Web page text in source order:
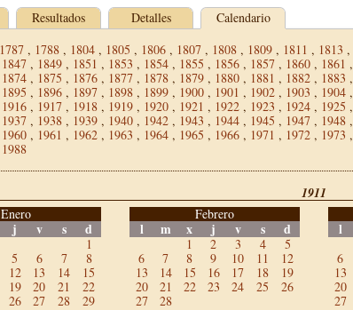
Resultados Detalles
Calendario
1787 , 1788 , 1804 , 1805 , 1806 , 1807 , 1808 , 1809 , 1811 , 1813 ,
1847 , 1849 , 1851 , 1853 , 1854 , 1855 , 1856 , 1857 , 1860 , 1861 ,
1874 , 1875 , 1876 , 1877 , 1878 , 1879 , 1880 , 1881 , 1882 , 1883 ,
1895 , 1896 , 1897 , 1898 , 1899 , 1900 , 1901 , 1902 , 1903 , 1904 ,
1916 , 1917 , 1918 , 1919 , 1920 , 1921 , 1922 , 1923 , 1924 , 1925 ,
1937 , 1938 , 1939 , 1940 , 1942 , 1943 , 1944 , 1945 , 1947 , 1948 ,
1960 , 1961 , 1962 , 1963 , 1964 , 1965 , 1966 , 1971 , 1972 , 1973 ,
1988
1911
Enero
j v s d
1
5 6 7
8
12 13 14
15
19 20 21
22
26 27 28
29
Febrero
l m x j v s d
1 2 3 4
5
6
7 8 9 10 11
12
13
14 15 16 17 18
19
20
21 22 23 24 25
26
27
28
l
6
13
20
27